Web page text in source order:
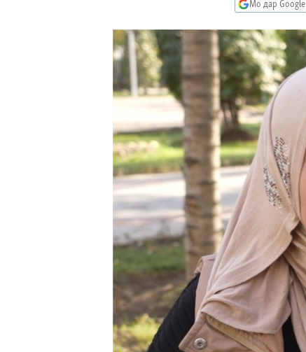
Мо дар Google